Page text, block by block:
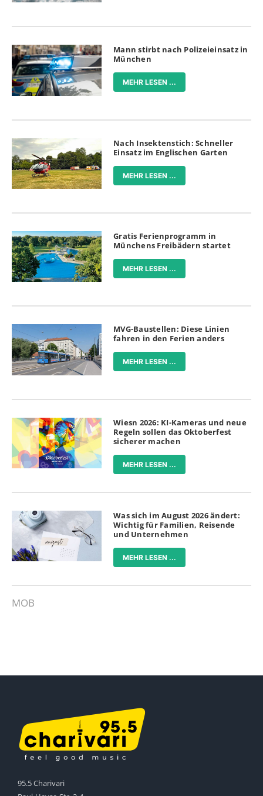
Mann stirbt nach Polizeieinsatz in
München
MEHR LESEN ...
Nach Insektenstich: Schneller
Einsatz im Englischen Garten
MEHR LESEN ...
Gratis Ferienprogramm in
Münchens Freibädern startet
MEHR LESEN ...
MVG-Baustellen: Diese Linien
fahren in den Ferien anders
MEHR LESEN ...
Wiesn 2026: KI-Kameras und neue
Regeln sollen das Oktoberfest
sicherer machen
MEHR LESEN ...
Was sich im August 2026 ändert:
Wichtig für Familien, Reisende
und Unternehmen
MEHR LESEN ...
MOB
95.5 Charivari